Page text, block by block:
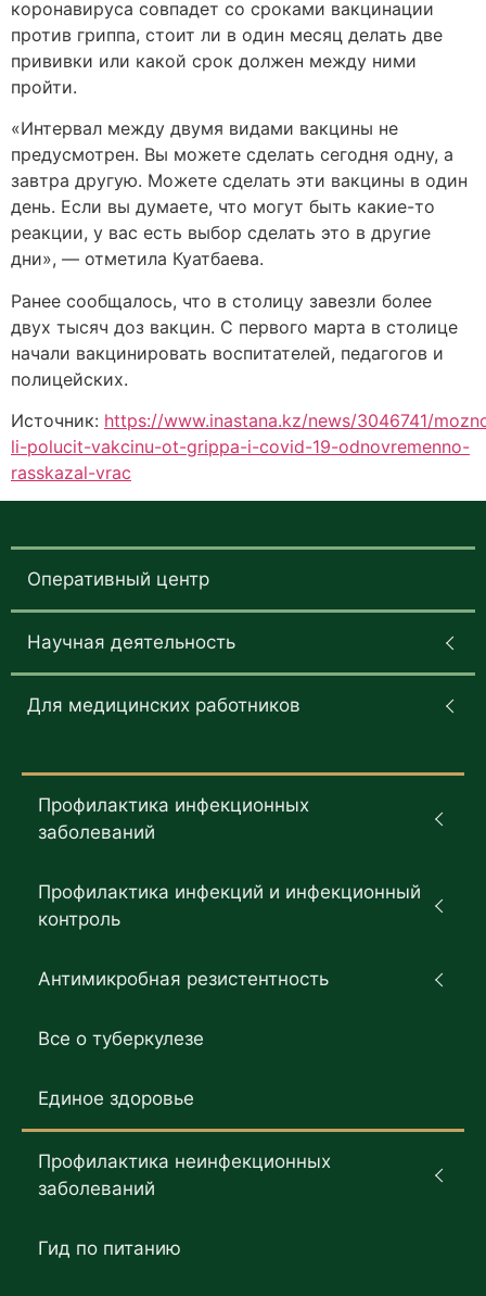
коронавируса совпадет со сроками вакцинации
против гриппа, стоит ли в один месяц делать две
прививки или какой срок должен между ними
пройти.
«Интервал между двумя видами вакцины не
предусмотрен. Вы можете сделать сегодня одну, а
завтра другую. Можете сделать эти вакцины в один
день. Если вы думаете, что могут быть какие-то
реакции, у вас есть выбор сделать это в другие
дни», — отметила Куатбаева.
Ранее сообщалось, что в столицу завезли более
двух тысяч доз вакцин. С первого марта в столице
начали вакцинировать воспитателей, педагогов и
полицейских.
Источник: https://www.inastana.kz/news/3046741/
li-polucit-vakcinu-ot-grippa-i-covid-19-odnovremenno-
rasskazal-vrac
Оперативный центр
Научная деятельность
Для медицинских работников
Профилактика инфекционных
заболеваний
Профилактика инфекций и инфекционный
контроль
Антимикробная резистентность
Все о туберкулезе
Единое здоровье
Профилактика неинфекционных
заболеваний
Гид по питанию